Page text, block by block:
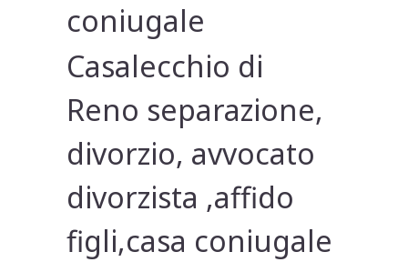
coniugale
Casalecchio di
Reno separazione,
divorzio, avvocato
divorzista ,affido
figli,casa coniugale